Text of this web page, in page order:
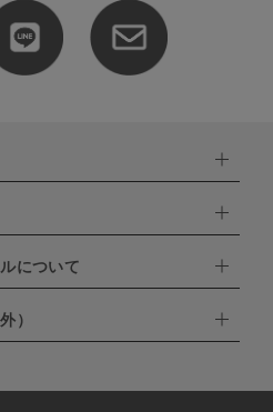
ただけます。
について
までにご連絡頂いた場合はキャン
望の商品のみ再度ご注文お願いしま
）